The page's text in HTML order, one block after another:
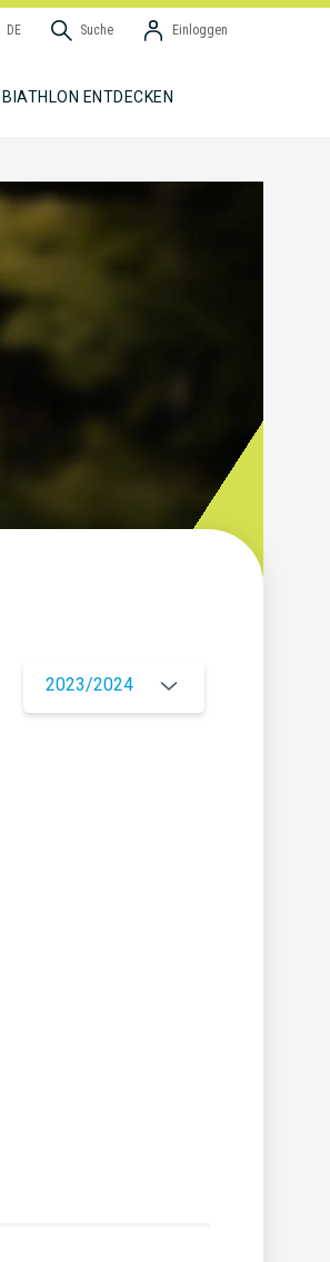
DE Suche Einloggen
BIATHLON ENTDECKEN
2023/2024